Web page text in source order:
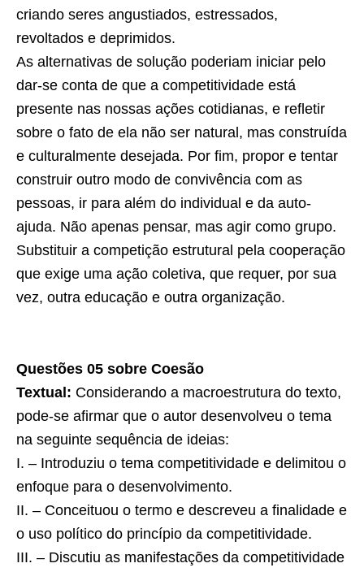
criando seres angustiados, estressados,
revoltados e deprimidos.
As alternativas de solução poderiam iniciar pelo
dar-se conta de que a competitividade está
presente nas nossas ações cotidianas, e refletir
sobre o fato de ela não ser natural, mas construída
e culturalmente desejada. Por fim, propor e tentar
construir outro modo de convivência com as
pessoas, ir para além do individual e da auto-
ajuda. Não apenas pensar, mas agir como grupo.
Substituir a competição estrutural pela cooperação
que exige uma ação coletiva, que requer, por sua
vez, outra educação e outra organização.
Questões 05 sobre Coesão
Textual: Considerando a macroestrutura do texto,
pode-se afirmar que o autor desenvolveu o tema
na seguinte sequência de ideias:
I. – Introduziu o tema competitividade e delimitou o
enfoque para o desenvolvimento.
II. – Conceituou o termo e descreveu a finalidade e
o uso político do princípio da competitividade.
III. – Discutiu as manifestações da competitividade